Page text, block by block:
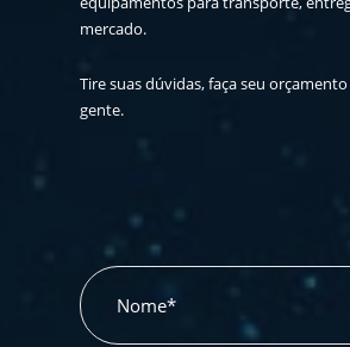
mercado.
Tire suas dúvidas, faça seu
gente.
Nome*